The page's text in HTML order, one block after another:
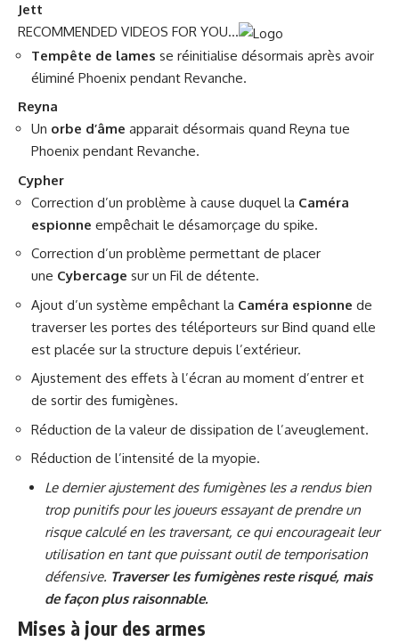
Jett
RECOMMENDED VIDEOS FOR YOU…
Tempête de lames se réinitialise désormais après avoir
éliminé Phoenix pendant Revanche.
Reyna
Un orbe d’âme apparait désormais quand Reyna tue
Phoenix pendant Revanche.
Cypher
Correction d’un problème à cause duquel la Caméra
espionne empêchait le désamorçage du spike.
Correction d’un problème permettant de placer
une Cybercage sur un Fil de détente.
Ajout d’un système empêchant la Caméra espionne de
traverser les portes des téléporteurs sur Bind quand elle
est placée sur la structure depuis l’extérieur.
Ajustement des effets à l’écran au moment d’entrer et
de sortir des fumigènes.
Réduction de la valeur de dissipation de l’aveuglement.
Réduction de l’intensité de la myopie.
Le dernier ajustement des fumigènes les a rendus bien
trop punitifs pour les joueurs essayant de prendre un
risque calculé en les traversant, ce qui encourageait leur
utilisation en tant que puissant outil de temporisation
défensive. Traverser les fumigènes reste risqué, mais
de façon plus raisonnable.
Mises à jour des armes